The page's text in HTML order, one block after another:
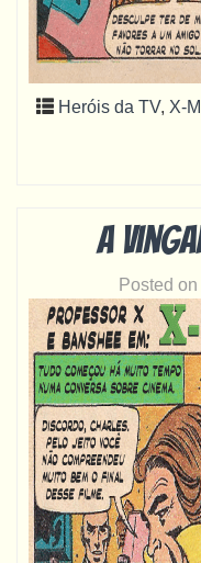
Heróis da TV, X-
A
Posted on